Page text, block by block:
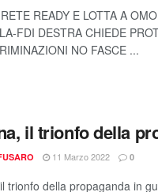
READY E LOTTA A
FDI DESTRA CHIEDE
NO FASCE ...
il trionfo della
11 Marzo 2022 0
trionfo della propaganda in